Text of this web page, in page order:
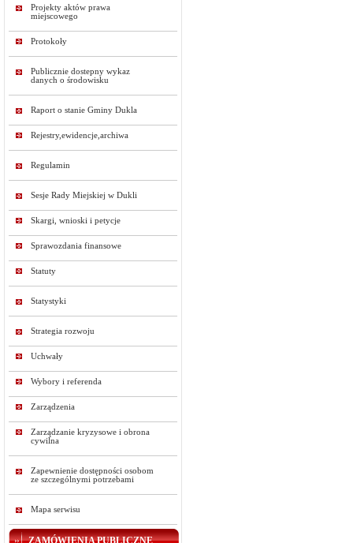
Projekty aktów prawa
miejscowego
Protokoły
Publicznie dostepny wykaz
danych o środowisku
Raport o stanie Gminy Dukla
Rejestry,ewidencje,archiwa
Regulamin
Sesje Rady Miejskiej w Dukli
Skargi, wnioski i petycje
Sprawozdania finansowe
Statuty
Statystyki
Strategia rozwoju
Uchwały
Wybory i referenda
Zarządzenia
Zarządzanie kryzysowe i obrona
cywilna
Zapewnienie dostępności osobom
ze szczególnymi potrzebami
Mapa serwisu
ZAMÓWIENIA PUBLICZNE